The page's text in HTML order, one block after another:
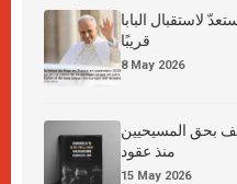
لاستقبال البابا
قريبًا
8 May 2026
بحق المسيحيين
منذ عقود
15 May 2026